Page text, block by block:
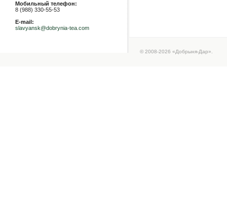
Мобильный телефон:
8 (988) 330-55-53
E-mail:
slavyansk@dobrynia-tea.com
© 2008-2026 «Добрыня-Дар».